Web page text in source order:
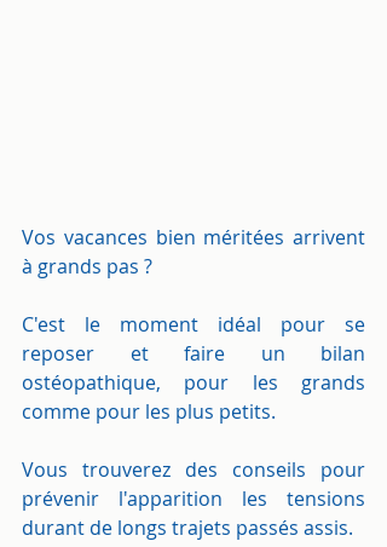
Vos vacances bien méritées arrivent
à grands pas ?
C'est le moment idéal pour se
reposer et faire un bilan
ostéopathique, pour les grands
comme pour les plus petits.
Vous trouverez des conseils pour
prévenir l'apparition les tensions
durant de longs trajets passés assis.